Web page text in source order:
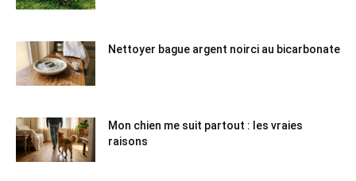
Nettoyer bague argent noirci au bicarbonate
Mon chien me suit partout : les vraies
raisons